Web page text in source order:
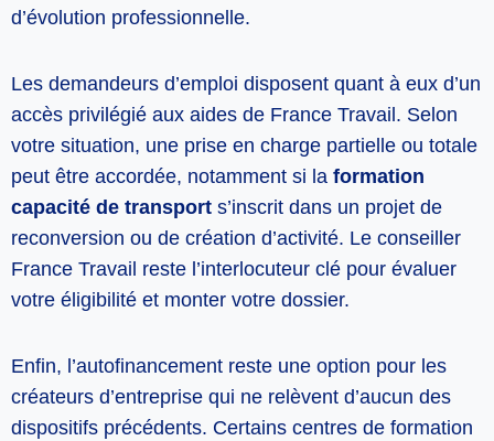
d’évolution professionnelle.
Les demandeurs d’emploi disposent quant à eux d’un
accès privilégié aux aides de France Travail. Selon
votre situation, une prise en charge partielle ou totale
peut être accordée, notamment si laformation
capacité de transport s’inscrit dans un projet de
reconversion ou de création d’activité. Le conseiller
France Travail reste l’interlocuteur clé pour évaluer
votre éligibilité et monter votre dossier.
Enfin, l’autofinancement reste une option pour les
créateurs d’entreprise qui ne relèvent d’aucun des
dispositifs précédents. Certains centres de formation